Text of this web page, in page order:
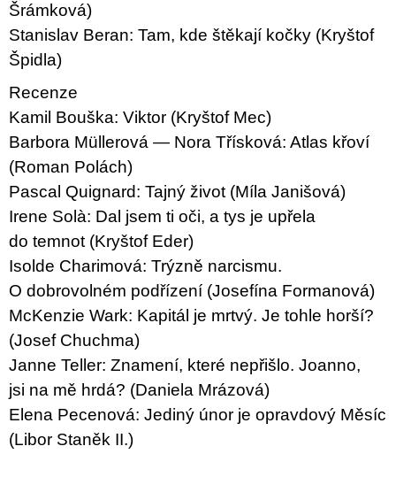
Šrámková)
Stanislav Beran: Tam, kde štěkají kočky (Kryštof
Špidla)
Recenze
Kamil Bouška: Viktor (Kryštof Mec)
Barbora Müllerová — Nora Třísková: Atlas křoví
(Roman Polách)
Pascal Quignard: Tajný život (Míla Janišová)
Irene Solà: Dal jsem ti oči, a tys je upřela
do temnot (Kryštof Eder)
Isolde Charimová: Trýzně narcismu.
O dobrovolném podřízení (Josefína Formanová)
McKenzie Wark: Kapitál je mrtvý. Je tohle horší?
(Josef Chuchma)
Janne Teller: Znamení, které nepřišlo. Joanno,
jsi na mě hrdá? (Daniela Mrázová)
Elena Pecenová: Jediný únor je opravdový Měsíc
(Libor Staněk II.)